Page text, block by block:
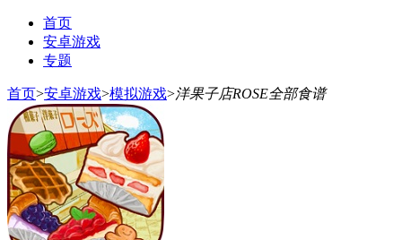
首页
安卓游戏
专题
首页>安卓游戏>模拟游戏>洋果子店ROSE全部食谱